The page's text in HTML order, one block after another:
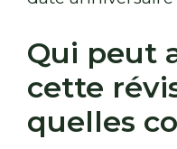
Qui peut
cette
quelles